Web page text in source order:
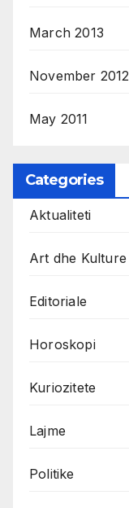
March 2013
November 2012
May 2011
Categories
Aktualiteti
Art dhe Kulture
Editoriale
Horoskopi
Kuriozitete
Lajme
Politike